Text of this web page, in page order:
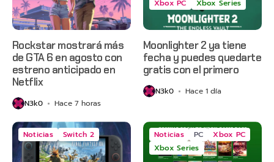
Rockstar mostrará más
de GTA 6 en agosto con
estreno anticipado en
Netflix
N3k0 Hace 7 horas
Xbox PC
Xbox Series
Moonlighter 2 ya tiene
fecha y puedes quedarte
gratis con el primero
N3k0 Hace 1 día
Noticias Switch 2 Noticias PC
Xbox PC
Xbox Series